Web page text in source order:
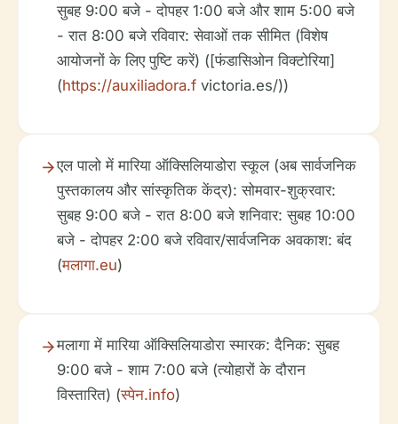
सुबह 9:00 बजे - दोपहर 1:00 बजे और शाम 5:00 बजे
- रात 8:00 बजे रविवार: सेवाओं तक सीमित (विशेष
आयोजनों के लिए पुष्टि करें) ([फंडासिओन विक्टोरिया]
(https://auxiliadora.f victoria.es/))
एल पालो में मारिया ऑक्सिलियाडोरा स्कूल (अब सार्वजनिक
पुस्तकालय और सांस्कृतिक केंद्र): सोमवार-शुक्रवार:
सुबह 9:00 बजे - रात 8:00 बजे शनिवार: सुबह 10:00
बजे - दोपहर 2:00 बजे रविवार/सार्वजनिक अवकाश: बंद
(मलागा.eu)
मलागा में मारिया ऑक्सिलियाडोरा स्मारक: दैनिक: सुबह
9:00 बजे - शाम 7:00 बजे (त्योहारों के दौरान
विस्तारित) (स्पेन.info)